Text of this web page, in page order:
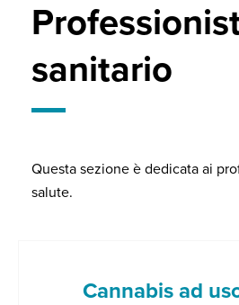
sanitario
Questa sezione è dedicata ai
salute.
Cannabis ad